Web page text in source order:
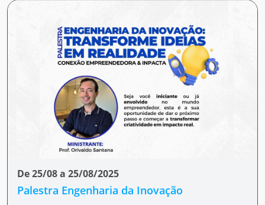
De 25/08 a 25/08/2025
Palestra Engenharia da Inovação